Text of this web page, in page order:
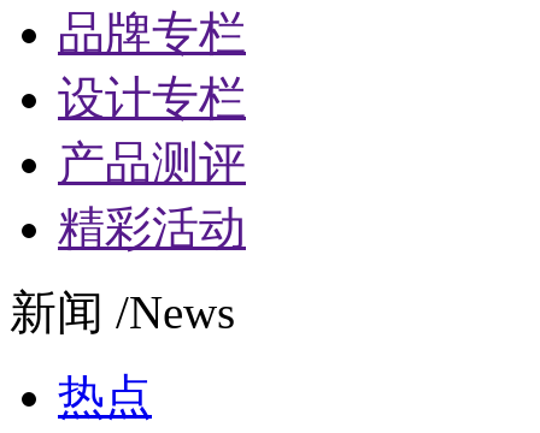
品牌专栏
设计专栏
产品测评
精彩活动
新闻 /News
热点